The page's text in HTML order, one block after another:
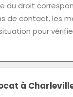
du droit
de contact, les
pour
à